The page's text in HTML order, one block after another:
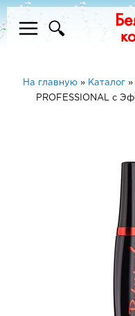
На главную» Каталог»
PROFESSIONAL с